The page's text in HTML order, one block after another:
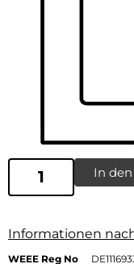
In
Informationen
WEEE Reg No